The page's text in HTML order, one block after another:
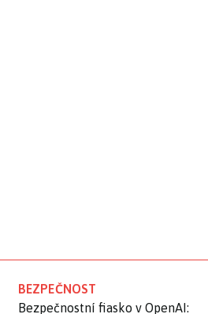
BEZPEČNOST
Bezpečnostní fiasko v OpenAI: